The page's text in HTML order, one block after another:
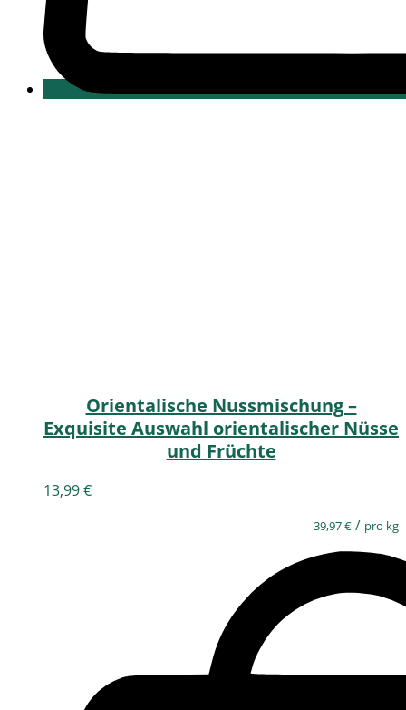
Orientalische Nussmischung –
Exquisite Auswahl orientalischer Nüsse
und Früchte
13,99€
39,97€ / pro kg